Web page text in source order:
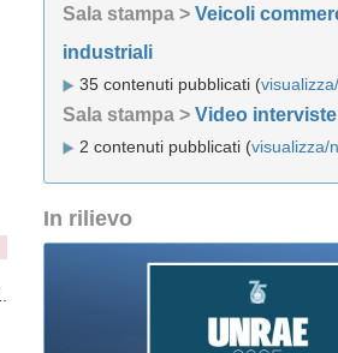
Sala stampa > Veicoli
industriali
35 contenuti pubblicati (
Sala stampa > Video interviste
2 contenuti pubblicati (visualizza/
In rilievo